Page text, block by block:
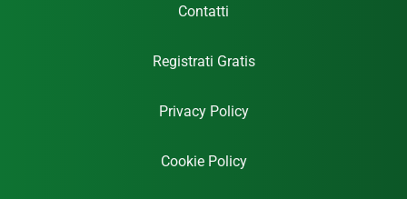
Contatti
Registrati Gratis
Privacy Policy
Cookie Policy